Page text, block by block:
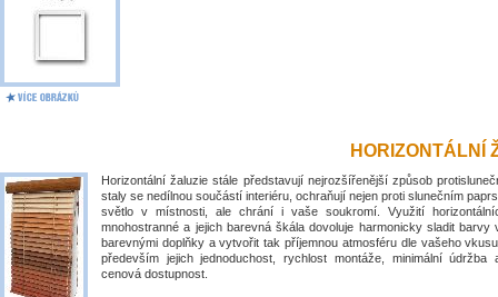
HORIZONTÁLNÍ
Horizontální žaluzie stále představují nejrozšířenější způsob
staly se nedílnou součástí interiéru, ochraňují nejen proti slunečním
světlo v místnosti, ale chrání i vaše soukromí. Využití
mnohostranné a jejich barevná škála dovoluje harmonicky sladit barvy
barevnými doplňky a vytvořit tak příjemnou atmosféru dle vašeho
především jejich jednoduchost, rychlost montáže, minimální údržba
cenová dostupnost.